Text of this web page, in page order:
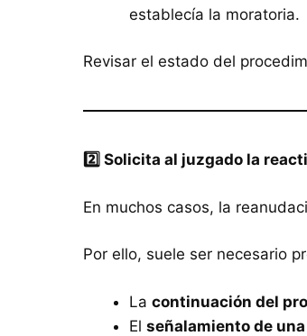
establecía la moratoria.
Revisar el estado del
2️ ⃣ Solicita al juzgado la
En muchos casos, la
Por ello, suele ser necesario
La continuación del
El señalamiento de